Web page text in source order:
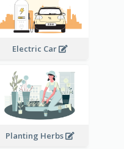
Electric Car
Planting Herbs